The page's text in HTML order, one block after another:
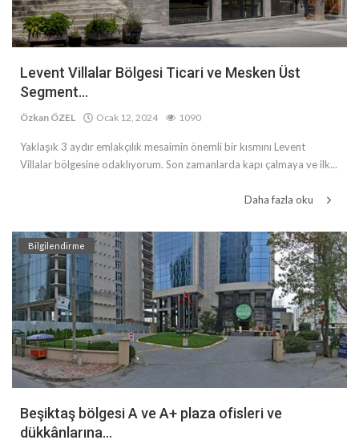
Levent Villalar Bölgesi Ticari ve Mesken Üst
Segment...
Özkan ÖZEL Ocak 12, 2024 1090
Yaklaşık 3 aydır emlakçılık mesaimin önemli bir kısmını Levent
Villalar bölgesine odaklıyorum. Son zamanlarda kapı çalmaya ve ilk...
Daha fazla oku
Bilgilendirme
Beşiktaş bölgesi A ve A+ plaza ofisleri ve
dükkânlarına...